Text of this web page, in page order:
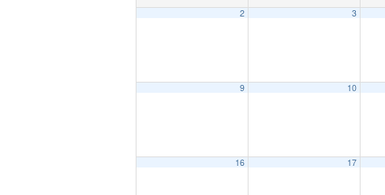
2 3
9 10
16 17